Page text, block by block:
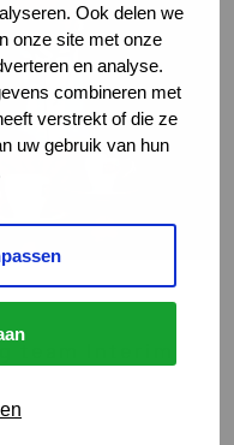
Ook delen we
onze site met onze
en analyse.
combineren met
verstrekt of die ze
uw gebruik van hun